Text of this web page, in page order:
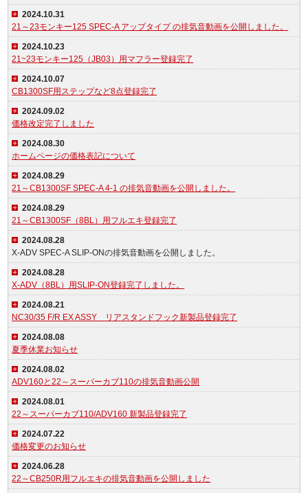
2024.10.31
21～23モンキー125 SPEC-A アップタイプ の排気音動画を公開しました。
2024.10.23
21~23モンキー125（JB03）用マフラー登録完了
2024.10.07
CB1300SF用ステップなど8点登録完了
2024.09.02
価格改定完了しました
2024.08.30
ホームページの価格表記について
2024.08.29
21～CB1300SF SPEC-A 4-1 の排気音動画を公開しました。
2024.08.29
21～CB1300SF（8BL）用フルエキ登録完了
2024.08.28
X-ADV SPEC-A SLIP-ONの排気音動画を公開しました。
2024.08.28
X-ADV（8BL）用SLIP-ON登録完了しました。
2024.08.21
NC30/35 F/R EX ASSY リアスタンドフック新製品登録完了
2024.08.08
夏季休業お知らせ
2024.08.02
ADV160と22～スーパーカブ110の排気音動画公開
2024.08.01
22～スーパーカブ110/ADV160 新製品登録完了
2024.07.22
価格変更のお知らせ
2024.06.28
22～CB250R用フルエキの排気音動画を公開しました